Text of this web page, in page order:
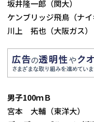
坂井隆一郎（関大）
ケンブリッジ飛鳥（ナイ
川上 拓也（大阪ガス）
男子100ｍＢ
宮本 大輔（東洋大）